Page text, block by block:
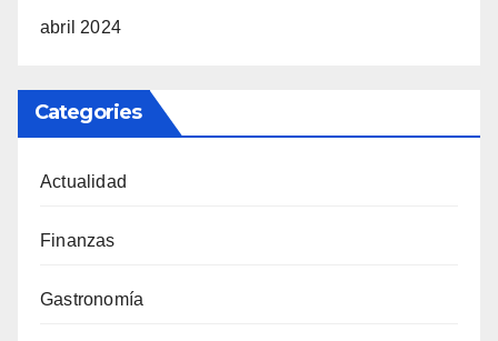
abril 2024
Categories
Actualidad
Finanzas
Gastronomía